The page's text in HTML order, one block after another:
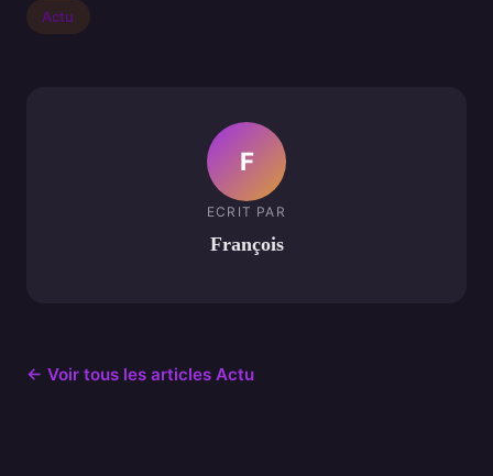
Actu
F
ECRIT PAR
François
← Voir tous les articles Actu